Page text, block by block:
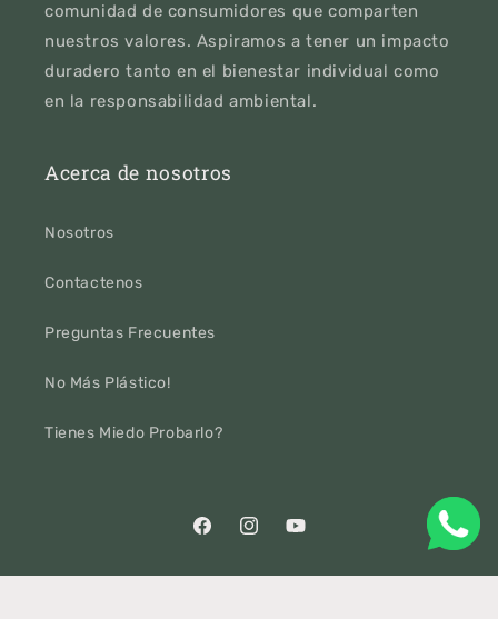
comunidad de consumidores que comparten
nuestros valores. Aspiramos a tener un impacto
duradero tanto en el bienestar individual como
en la responsabilidad ambiental.
Acerca de nosotros
Nosotros
Contactenos
Preguntas Frecuentes
No Más Plástico!
Tienes Miedo Probarlo?
FacebookInstagramYouTube